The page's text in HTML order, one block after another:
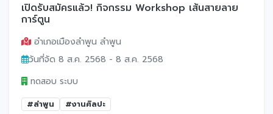
เปิดรับสมัครแล้ว! กิจกรรม Workshop เส้นสายลาย
การ์ตูน
อำเภอเมืองลำพูน ลำพูน
วันที่จัด 8 ส.ค. 2568 - 8 ส.ค. 2568
ทดสอบ ระบบ
#ลำพูน #งานศิลปะ